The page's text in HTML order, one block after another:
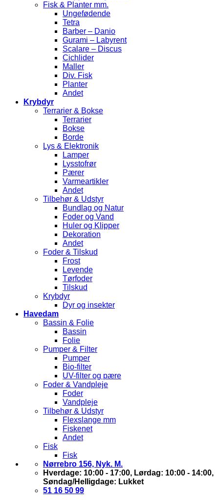
Fisk & Planter mm.
Ungefødende
Tetra
Barber – Danio
Gurami – Labyrent
Scalare – Discus
Cichlider
Maller
Div. Fisk
Planter
Andet
Krybdyr
Terrarier & Bokse
Terrarier
Bokse
Borde
Lys & Elektronik
Lamper
Lysstofrør
Pærer
Varmeartikler
Andet
Tilbehør & Udstyr
Bundlag og Natur
Foder og Vand
Huler og Klipper
Dekoration
Andet
Foder & Tilskud
Frost
Levende
Tørfoder
Tilskud
Krybdyr
Dyr og insekter
Havedam
Bassin & Folie
Bassin
Folie
Pumper & Filter
Pumper
Bio-filter
UV-filter og pære
Foder & Vandpleje
Foder
Vandpleje
Tilbehør & Udstyr
Flexslange mm
Fiskenet
Andet
Fisk
Fisk
Nørrebro 156, Nyk. M.
Hverdage: 10:00 - 17:00, Lørdag: 10:00 - 14:00,
Søndag/Helligdage: Lukket
51 16 50 99